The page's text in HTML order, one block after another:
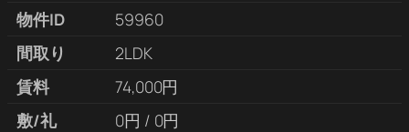
物件ID
59960
間取り
2LDK
賃料
74,000円
敷/礼
0円 / 0円